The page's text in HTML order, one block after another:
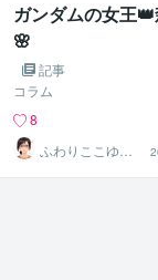
ガンダムの女王
🌸
記事
コラム
8
ふわりここゆら
り❤️✨癒しタイ
ム相談室